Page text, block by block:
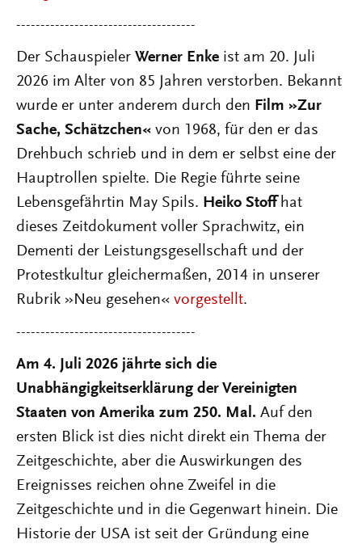
-------------------------------------
Der Schauspieler Werner Enke ist am 20. Juli
2026 im Alter von 85 Jahren verstorben. Bekannt
wurde er unter anderem durch den Film »Zur
Sache, Schätzchen« von 1968, für den er das
Drehbuch schrieb und in dem er selbst eine der
Hauptrollen spielte. Die Regie führte seine
Lebensgefährtin May Spils. Heiko Stoffhat
dieses Zeitdokument voller Sprachwitz, ein
Dementi der Leistungsgesellschaft und der
Protestkultur gleichermaßen, 2014 in unserer
Rubrik »Neu gesehen« vorgestellt.
-------------------------------------
Am 4. Juli 2026 jährte sich die
Unabhängigkeitserklärung der Vereinigten
Staaten von Amerika zum 250. Mal. Auf den
ersten Blick ist dies nicht direkt ein Thema der
Zeitgeschichte, aber die Auswirkungen des
Ereignisses reichen ohne Zweifel in die
Zeitgeschichte und in die Gegenwart hinein. Die
Historie der USA ist seit der Gründung eine